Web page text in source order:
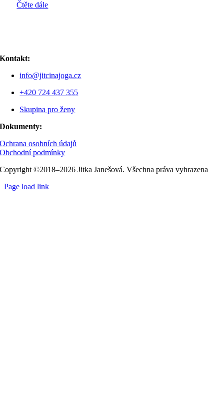
Čtěte dále
Kontakt:
info@jitcinajoga.cz
+420 724 437 355
Skupina pro ženy
Dokumenty:
Ochrana osobních údajů
Obchodní podmínky
Copyright ©2018–2026 Jitka Janešová. Všechna práva vyhrazena
Page load link